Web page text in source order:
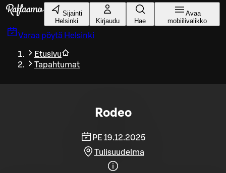
Siirry pääsisältöön
Sijainti
Helsinki
Kirjaudu Hae
Avaa
mobiilivalikko
Varaa pöytä Helsinki
Etusivu
Tapahtumat
Rodeo
PE 19.12.2025
Tulisuudelma